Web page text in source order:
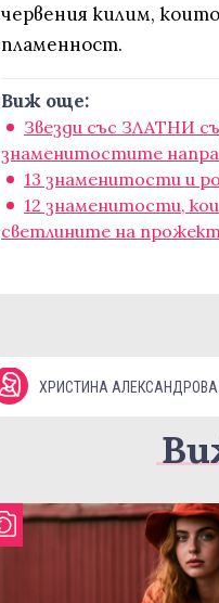
червения килим,
пламенност.
Виж още:
Звезди със ЗЛАТНИ
знаменитостите
13 знаменитости и
12 знаменитости,
светлините на
ХРИСТИНА АЛЕКСАНДРОВА